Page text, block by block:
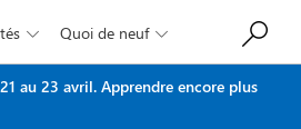
 Quoi de neuf 
au 23 avril. Apprendre encore plus